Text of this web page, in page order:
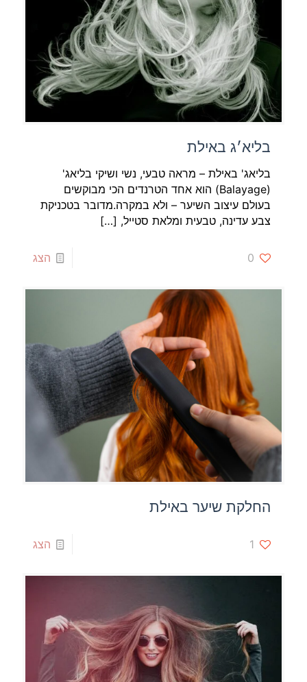
בליא׳ג באילת
בליאג' באילת – מראה טבעי, נשי ושיקי בליאג'
(Balayage) הוא אחד הטרנדים הכי מבוקשים
בעולם עיצוב השיער – ולא במקרה.מדובר בטכניקת
צבע עדינה, טבעית ומלאת סטייל, […]
0 הצג
החלקת שיער באילת
1 הצג